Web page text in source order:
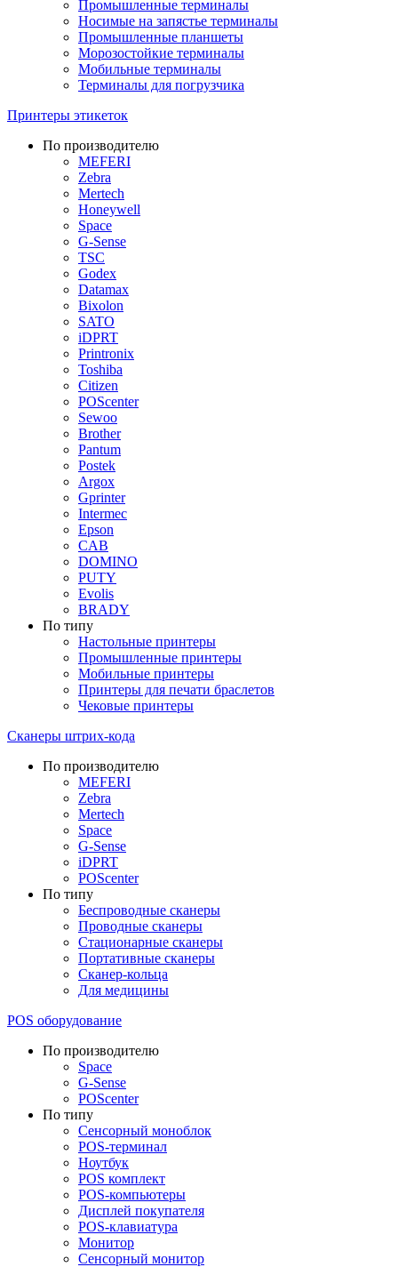
Промышленные терминалы
Носимые на запястье терминалы
Промышленные планшеты
Морозостойкие терминалы
Мобильные терминалы
Терминалы для погрузчика
Принтеры этикеток
По производителю
MEFERI
Zebra
Mertech
Honeywell
Space
G-Sense
TSC
Godex
Datamax
Bixolon
SATO
iDPRT
Printronix
Toshiba
Citizen
POScenter
Sewoo
Brother
Pantum
Postek
Argox
Gprinter
Intermec
Epson
CAB
DOMINO
PUTY
Evolis
BRADY
По типу
Настольные принтеры
Промышленные принтеры
Мобильные принтеры
Принтеры для печати браслетов
Чековые принтеры
Сканеры штрих-кода
По производителю
MEFERI
Zebra
Mertech
Space
G-Sense
iDPRT
POScenter
По типу
Беспроводные сканеры
Проводные сканеры
Стационарные сканеры
Портативные сканеры
Сканер-кольца
Для медицины
POS оборудование
По производителю
Space
G-Sense
POScenter
По типу
Сенсорный моноблок
POS-терминал
Ноутбук
POS комплект
POS-компьютеры
Дисплей покупателя
POS-клавиатура
Монитор
Сенсорный монитор